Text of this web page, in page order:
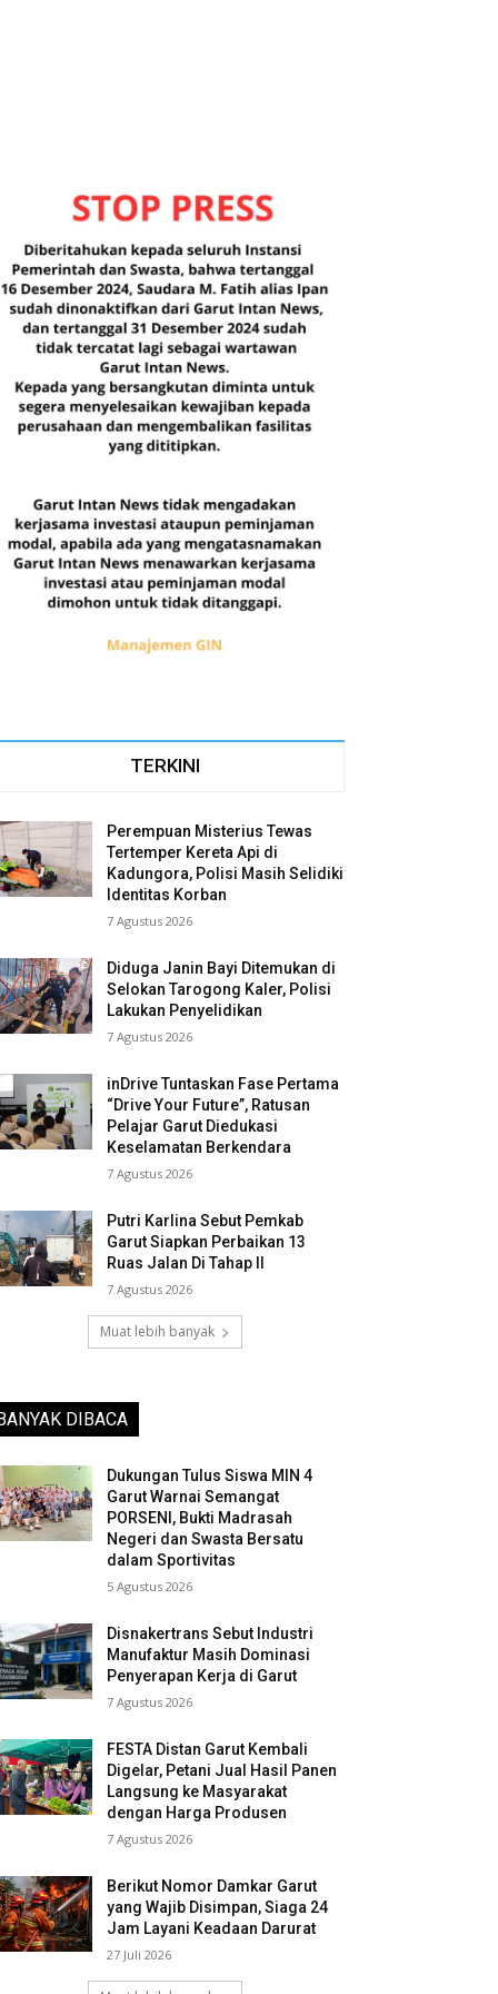
TERKINI
Perempuan Misterius Tewas
Tertemper Kereta Api di
Kadungora, Polisi Masih Selidiki
Identitas Korban
7 Agustus 2026
Diduga Janin Bayi Ditemukan di
Selokan Tarogong Kaler, Polisi
Lakukan Penyelidikan
7 Agustus 2026
inDrive Tuntaskan Fase Pertama
“Drive Your Future”, Ratusan
Pelajar Garut Diedukasi
Keselamatan Berkendara
7 Agustus 2026
Putri Karlina Sebut Pemkab
Garut Siapkan Perbaikan 13
Ruas Jalan Di Tahap II
7 Agustus 2026
Muat lebih banyak
BANYAK DIBACA
Dukungan Tulus Siswa MIN 4
Garut Warnai Semangat
PORSENI, Bukti Madrasah
Negeri dan Swasta Bersatu
dalam Sportivitas
5 Agustus 2026
Disnakertrans Sebut Industri
Manufaktur Masih Dominasi
Penyerapan Kerja di Garut
7 Agustus 2026
FESTA Distan Garut Kembali
Digelar, Petani Jual Hasil Panen
Langsung ke Masyarakat
dengan Harga Produsen
7 Agustus 2026
Berikut Nomor Damkar Garut
yang Wajib Disimpan, Siaga 24
Jam Layani Keadaan Darurat
27 Juli 2026